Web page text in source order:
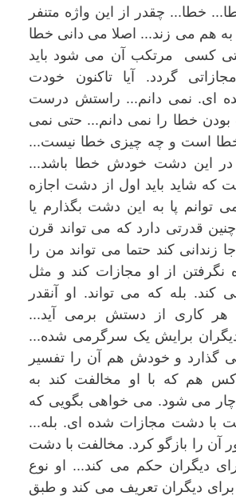
خطا... چقدر از این واژه متنفر
هم می زند... اصلا می دانی خطا
کسی مرتکب آن می شود باید
گردد. آیا تاکنون خودت
ای. نمی دانم... راستش درست
خطا را نمی دانم... حتی نمی
است و چه چیزی خطا نیست...
این دشت خودش خطا باشد...
شاید باید اول از دشت اجازه
پا به این دشت بگذارم یا
قدرتی دارد که می تواند قرن
زندانی کند حتما می تواند من را
از او مجازات کند و مثل
کند. بله که می تواند. او آنقدر
کاری از دستش برمی آید...
برایش یک سرگرمی شده...
و خودش هم آن را تفسیر
که با او مخالفت کند به
می شود. می خواهی بگویی که
با دشت مجازات شده ای. بله...
آن را بازگو کرد. مخالفت با دشت
دیگران حکم می کند... او نوع
دیگران تعریف می کند و طبق